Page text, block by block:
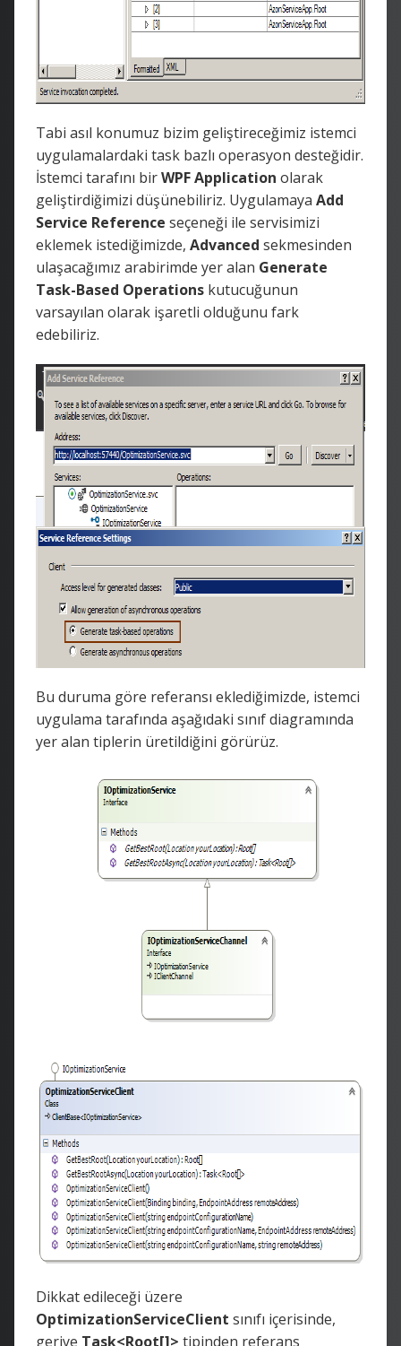
Tabi asıl konumuz bizim geliştireceğimiz istemci
uygulamalardaki task bazlı operasyon desteğidir.
İstemci tarafını birWPF Application olarak
geliştirdiğimizi düşünebiliriz. Uygulamaya Add
Service Reference seçeneği ile servisimizi
eklemek istediğimizde, Advanced sekmesinden
ulaşacağımız arabirimde yer alan Generate
Task-Based Operations kutucuğunun
varsayılan olarak işaretli olduğunu fark
edebiliriz.
Bu duruma göre referansı eklediğimizde, istemci
uygulama tarafında aşağıdaki sınıf diagramında
yer alan tiplerin üretildiğini görürüz.
Dikkat edileceği üzere
OptimizationServiceClient sınıfı içerisinde,
geriye Task<Root[]> tipinden referans